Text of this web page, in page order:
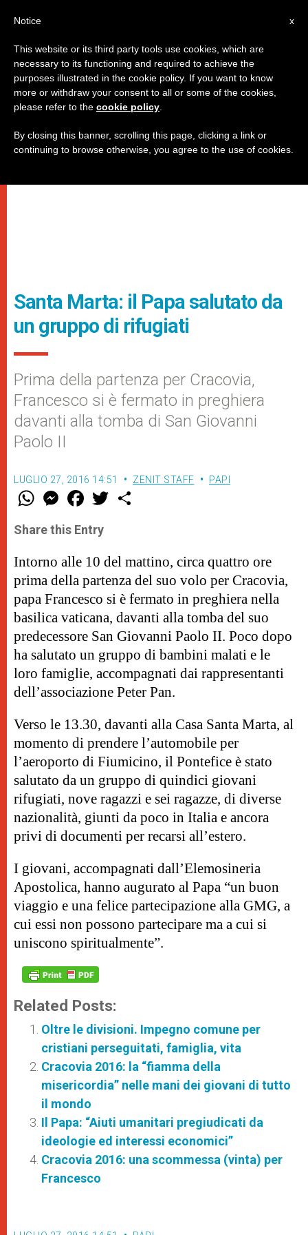
Santa Marta: il Papa salutato da
un gruppo di rifugiati
Prima della partenza per Cracovia,
Francesco si è fermato in preghiera
davanti alla tomba di San Giovanni
Paolo II
LUGLIO 27, 2016 14:51 ZENIT STAFF PAPI
W
t
s
p
p
M
e
s
e
g
e
r
F
a
e
b
o
k
w
r
Share this Entry
Intorno alle 10 del mattino, circa quattro ore
prima della partenza del suo volo per Cracovia,
papa Francesco si è fermato in preghiera nella
basilica vaticana, davanti alla tomba del suo
predecessore San Giovanni Paolo II. Poco dopo
ha salutato un gruppo di bambini malati e le
loro famiglie, accompagnati dai rappresentanti
dell’associazione Peter Pan.
Verso le 13.30, davanti alla Casa Santa Marta, al
momento di prendere l’automobile per
l’aeroporto di Fiumicino, il Pontefice è stato
salutato da un gruppo di quindici giovani
rifugiati, nove ragazzi e sei ragazze, di diverse
nazionalità, giunti da poco in Italia e ancora
privi di documenti per recarsi all’estero.
I giovani, accompagnati dall’Elemosineria
Apostolica, hanno augurato al Papa “un buon
viaggio e una felice partecipazione alla GMG, a
cui essi non possono partecipare ma a cui si
uniscono spiritualmente”.
Related Posts:
Oltre le divisioni. Impegno comune per
cristiani perseguitati, famiglia, vita
Cracovia 2016: la “fiamma della
misericordia” nelle mani dei giovani di tutto
il mondo
Il Papa: “Aiuti umanitari pregiudicati da
ideologie ed interessi economici”
Cracovia 2016: una scommessa (vinta) per
Francesco
x
Notice
This website or its third party tools use cookies, which are
necessary to its functioning and required to achieve the
purposes illustrated in the cookie policy. If you want to know
more or withdraw your consent to all or some of the cookies,
please refer to the cookie policy
By closing this banner, scrolling this page, clicking a link or
continuing to browse otherwise, you agree to the use of cookies.